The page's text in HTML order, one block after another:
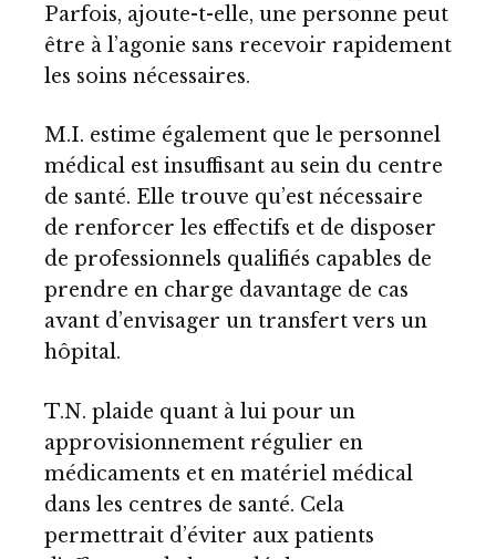
Parfois, ajoute-t-elle, une personne peut
être à l’agonie sans recevoir rapidement
les soins nécessaires.
M.I. estime également que le personnel
médical est insuffisant au sein du centre
de santé. Elle trouve qu’est nécessaire
de renforcer les effectifs et de disposer
de professionnels qualifiés capables de
prendre en charge davantage de cas
avant d’envisager un transfert vers un
hôpital.
T.N. plaide quant à lui pour un
approvisionnement régulier en
médicaments et en matériel médical
dans les centres de santé. Cela
permettrait d’éviter aux patients